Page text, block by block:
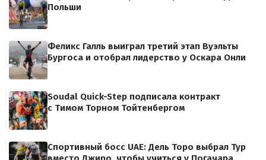
Польши
Феликс Галль выиграл третий этап Вуэльты
Бургоса и отобрал лидерство у Оскара Онли
Soudal Quick-Step подписала контракт
с Тимом Торном Тойтенбергом
Спортивный босс UAE: Дель Торо выбрал Тур